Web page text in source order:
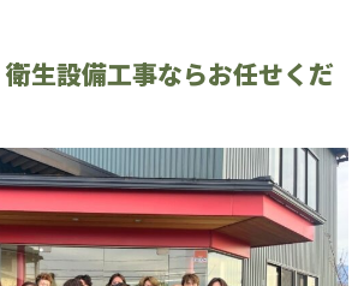
生設備工事ならお任せくだ